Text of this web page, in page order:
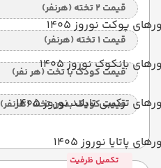
پوکت نوروز 1405
بانکوک نوروز 1405
ترکیبی تایلند نوروز 1405
پاتایا نوروز 1405
قیمت 2 تخته (هرنفر)
قیمت 1 تخته (هرنفر)
قیمت کودک با تخت (هر نفر)
قیمت کودک بدون تخت (هرنفر)
تکمیل ظرفیت